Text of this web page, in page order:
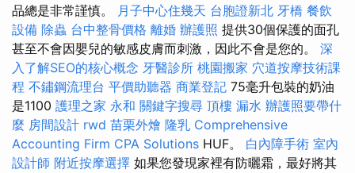
品總是非常謹慎。 月子中心住幾天 台胞證新北 牙橋 餐飲
設備 除蟲 台中整骨價格 離婚 辦護照 提供30個保護的面孔
甚至不會因嬰兒的敏感皮膚而刺激，因此不會是您的。 深
入了解SEO的核心概念 牙醫診所 桃園搬家 穴道按摩技術課
程 不鏽鋼流理台 平價助聽器 商業登記 75毫升包裝的奶油
是1100 護理之家 永和 關鍵字搜尋 頂樓 漏水 辦護照要帶什
麼 房間設計 rwd 苗栗外燴 隆乳 Comprehensive
Accounting Firm CPA Solutions HUF。 白內障手術 室內
設計師 附近按摩選擇 如果您發現家裡有防曬霜，最好將其